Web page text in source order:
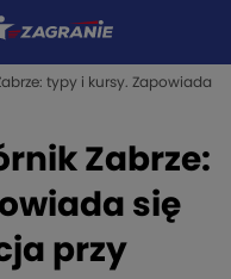
typy i kursy. Zapowiada
Zabrze:
się
przy